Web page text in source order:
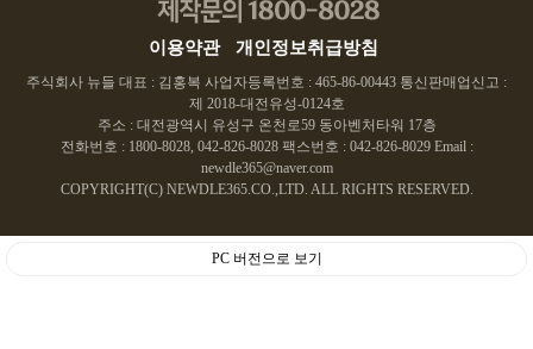
이용약관 개인정보취급방침
주식회사 뉴들 대표 : 김홍복 사업자등록번호 : 465-86-00443 통신판매업신고 :
제 2018-대전유성-0124호
주소 : 대전광역시 유성구 온천로59 동아벤처타워 17층
전화번호 : 1800-8028, 042-826-8028 팩스번호 : 042-826-8029 Email :
newdle365@naver.com
COPYRIGHT(C) NEWDLE365.CO.,LTD. ALL RIGHTS RESERVED.
PC 버전으로 보기